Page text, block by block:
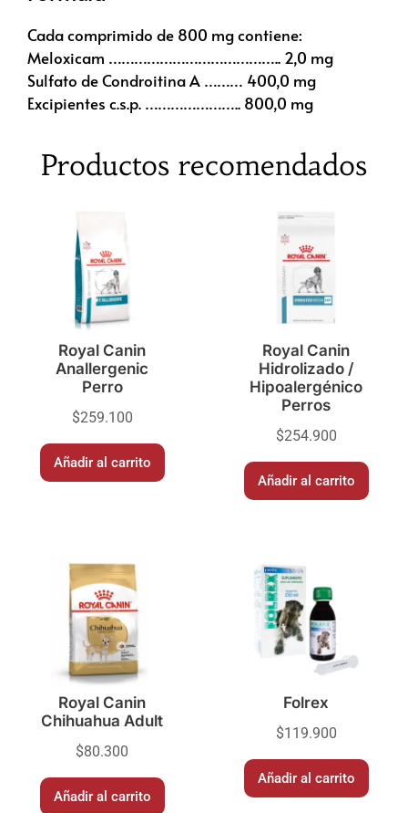
Cada comprimido de 800 mg contiene:
Meloxicam ………………………………….. 2,0 mg
Sulfato de Condroitina A ……… 400,0 mg
Excipientes c.s.p. ………………….. 800,0 mg
Productos recomendados
Royal Canin
Anallergenic
Perro
$259.100
Añadir al carrito
Royal Canin
Hidrolizado /
Hipoalergénico
Perros
$254.900
Añadir al carrito
Royal Canin
Chihuahua Adult
$80.300
Añadir al carrito
Folrex
$119.900
Añadir al carrito